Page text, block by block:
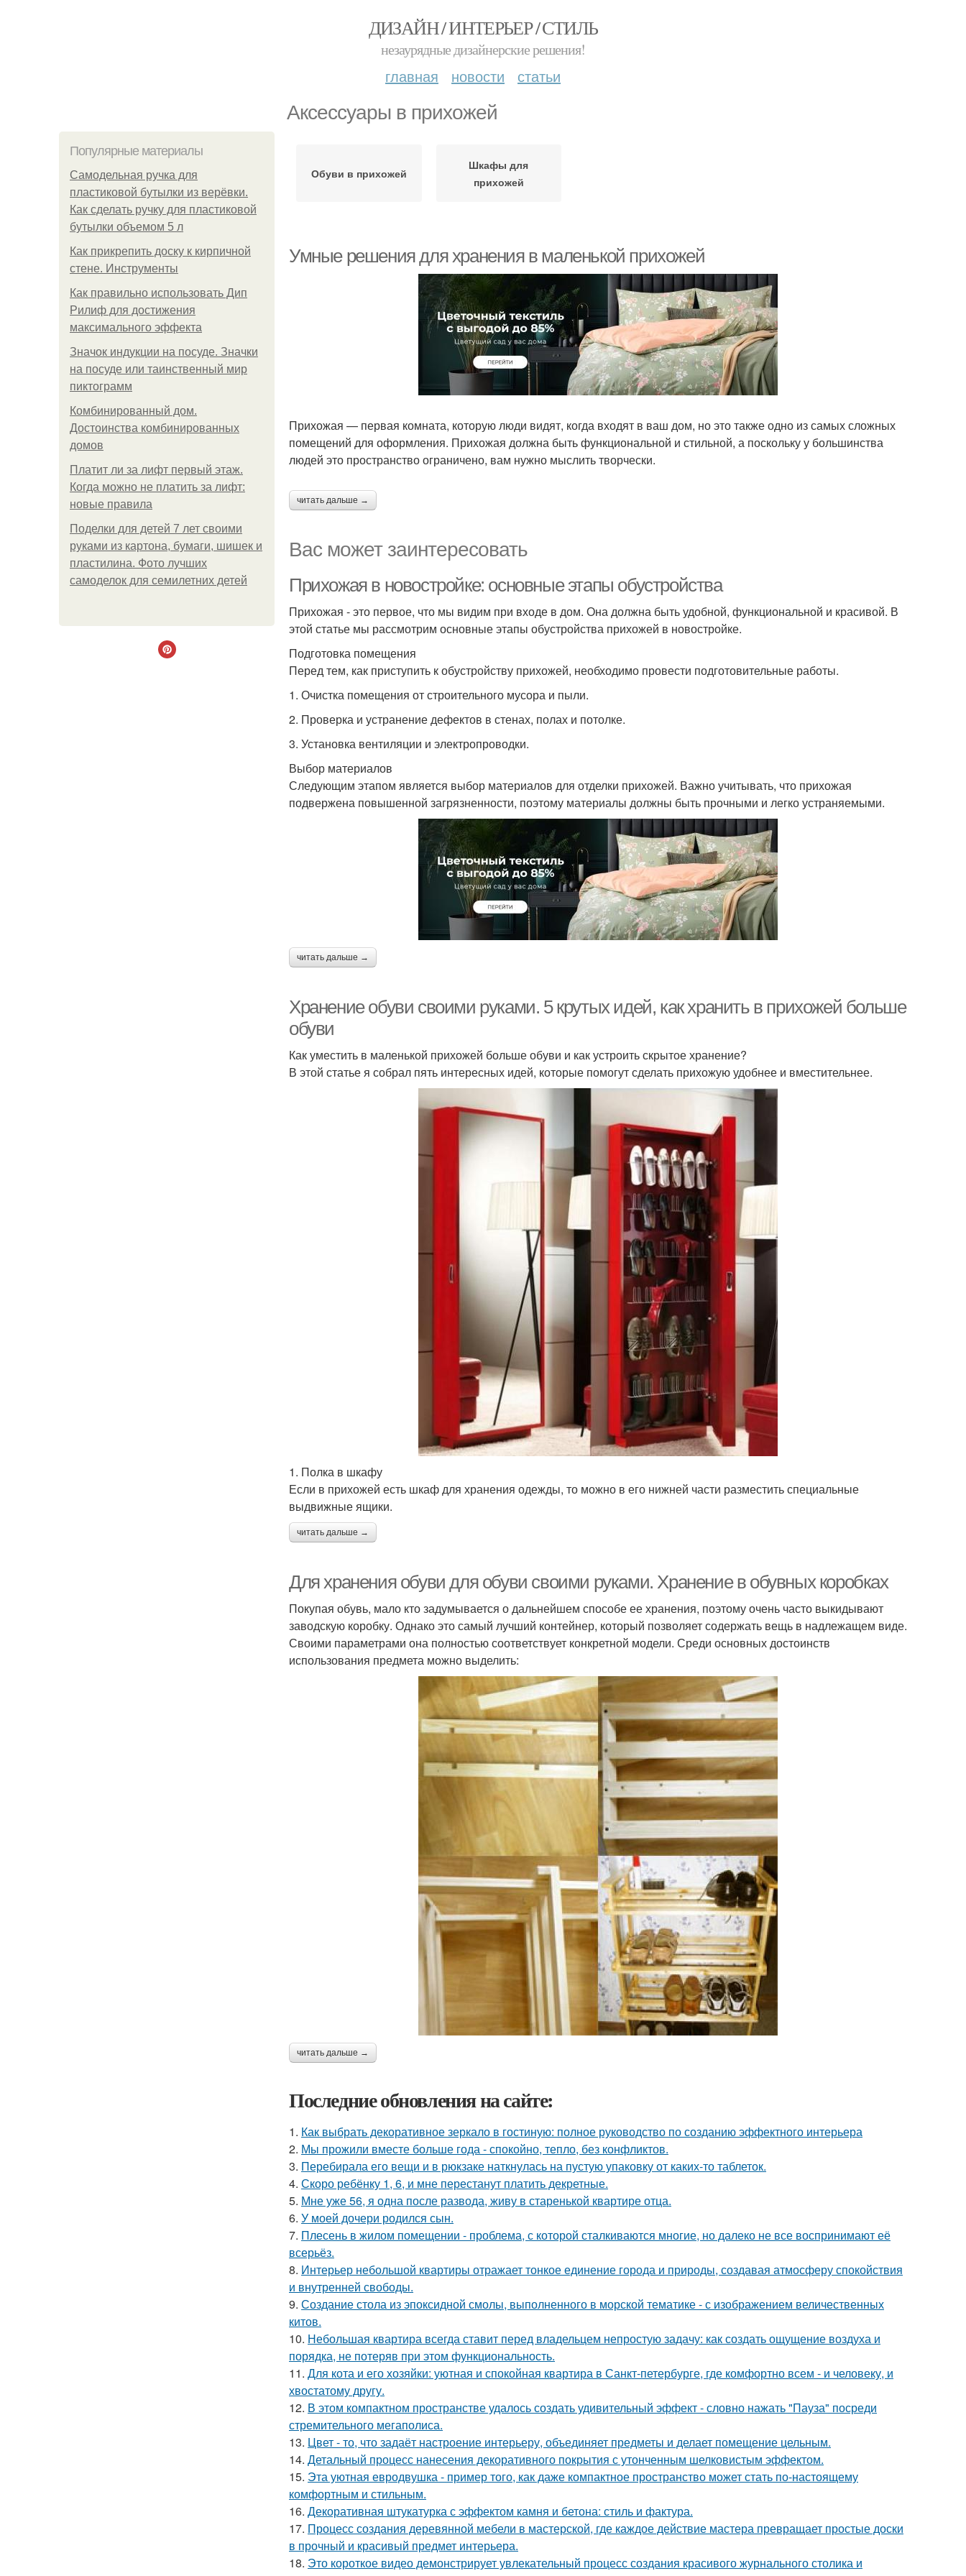
ДИЗАЙН / ИНТЕРЬЕР / СТИЛЬ
незаурядные дизайнерские решения!
главная новости статьи
Аксессуары в прихожей
Популярные материалы
Самодельная ручка для
пластиковой бутылки из верёвки.
Как сделать ручку для пластиковой
бутылки объемом 5 л
Как прикрепить доску к кирпичной
стене. Инструменты
Как правильно использовать Дип
Рилиф для достижения
максимального эффекта
Значок индукции на посуде. Значки
на посуде или таинственный мир
пиктограмм
Комбинированный дом.
Достоинства комбинированных
домов
Платит ли за лифт первый этаж.
Когда можно не платить за лифт:
новые правила
Поделки для детей 7 лет своими
руками из картона, бумаги, шишек и
пластилина. Фото лучших
самоделок для семилетних детей
Обуви в прихожей
Шкафы для
прихожей
Умные решения для хранения в маленькой прихожей
Прихожая — первая комната, которую люди видят, когда входят в ваш дом, но это также одно из самых сложных
помещений для оформления. Прихожая должна быть функциональной и стильной, а поскольку у большинства
людей это пространство ограничено, вам нужно мыслить творчески.
читать дальше →
Вас может заинтересовать
Прихожая в новостройке: основные этапы обустройства
Прихожая - это первое, что мы видим при входе в дом. Она должна быть удобной, функциональной и красивой. В
этой статье мы рассмотрим основные этапы обустройства прихожей в новостройке.
Подготовка помещения
Перед тем, как приступить к обустройству прихожей, необходимо провести подготовительные работы.
1. Очистка помещения от строительного мусора и пыли.
2. Проверка и устранение дефектов в стенах, полах и потолке.
3. Установка вентиляции и электропроводки.
Выбор материалов
Следующим этапом является выбор материалов для отделки прихожей. Важно учитывать, что прихожая
подвержена повышенной загрязненности, поэтому материалы должны быть прочными и легко устраняемыми.
читать дальше →
Хранение обуви своими руками. 5 крутых идей, как хранить в прихожей больше
обуви
Как уместить в маленькой прихожей больше обуви и как устроить скрытое хранение?
В этой статье я собрал пять интересных идей, которые помогут сделать прихожую удобнее и вместительнее.
1. Полка в шкафу
Если в прихожей есть шкаф для хранения одежды, то можно в его нижней части разместить специальные
выдвижные ящики.
читать дальше →
Для хранения обуви для обуви своими руками. Хранение в обувных коробках
Покупая обувь, мало кто задумывается о дальнейшем способе ее хранения, поэтому очень часто выкидывают
заводскую коробку. Однако это самый лучший контейнер, который позволяет содержать вещь в надлежащем виде.
Своими параметрами она полностью соответствует конкретной модели. Среди основных достоинств
использования предмета можно выделить:
читать дальше →
Последние обновления на сайте:
1. Как выбрать декоративное зеркало в гостиную: полное руководство по созданию эффектного интерьера
2. Мы прожили вместе больше года - спокойно, тепло, без конфликтов.
3. Перебирала его вещи и в рюкзаке наткнулась на пустую упаковку от каких-то таблеток.
4. Скоро ребёнку 1, 6, и мне перестанут платить декретные.
5. Мне уже 56, я одна после развода, живу в старенькой квартире отца.
6. У моей дочери родился сын.
7. Плесень в жилом помещении - проблема, с которой сталкиваются многие, но далеко не все воспринимают её
всерьёз.
8. Интерьер небольшой квартиры отражает тонкое единение города и природы, создавая атмосферу спокойствия
и внутренней свободы.
9. Создание стола из эпоксидной смолы, выполненного в морской тематике - с изображением величественных
китов.
10. Небольшая квартира всегда ставит перед владельцем непростую задачу: как создать ощущение воздуха и
порядка, не потеряв при этом функциональность.
11. Для кота и его хозяйки: уютная и спокойная квартира в Санкт-петербурге, где комфортно всем - и человеку, и
хвостатому другу.
12. В этом компактном пространстве удалось создать удивительный эффект - словно нажать "Пауза" посреди
стремительного мегаполиса.
13. Цвет - то, что задаёт настроение интерьеру, объединяет предметы и делает помещение цельным.
14. Детальный процесс нанесения декоративного покрытия с утонченным шелковистым эффектом.
15. Эта уютная евродвушка - пример того, как даже компактное пространство может стать по-настоящему
комфортным и стильным.
16. Декоративная штукатурка с эффектом камня и бетона: стиль и фактура.
17. Процесс создания деревянной мебели в мастерской, где каждое действие мастера превращает простые доски
в прочный и красивый предмет интерьера.
18. Это короткое видео демонстрирует увлекательный процесс создания красивого журнального столика и